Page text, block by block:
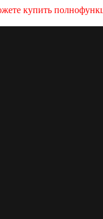
купить